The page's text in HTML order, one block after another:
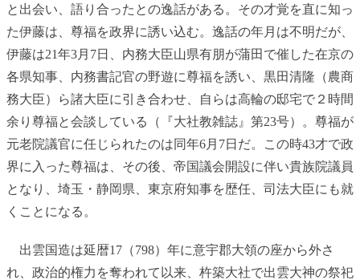
と出会い、語り合ったとの逸話がある。その才覚を直に知っ
た伊藤は、尊福を政界に誘い込む。逸話の年月は不明だが、
伊藤は21年3月7日、内務大臣山県有朋が蒲田で催した在京の
各県知事、内務書記官の野遊に尊福を誘い、黒田清隆（農商
務大臣）ら諸大臣に引き合わせ、自らは高輪の邸宅で２時間
余り尊福と会談している（『大社教雑誌』第23号）。尊福が
元老院議官に任じられたのは同年6月7日だ。この時43才で政
界に入った尊福は、その後、帝国議会開設に伴い貴族院議員
となり、埼玉・静岡県、東京府知事を歴任、司法大臣にも就
くことになる。
出雲国造は延暦17（798）年に意宇郡大領の座から外さ
れ、政治的権力を奪われて以来、杵築大社で出雲大神の祭祀